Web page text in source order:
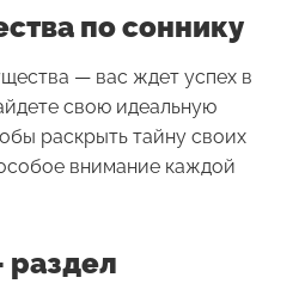
по соннику
— вас ждет успех в
свою идеальную
раскрыть тайну своих
внимание каждой
раздел